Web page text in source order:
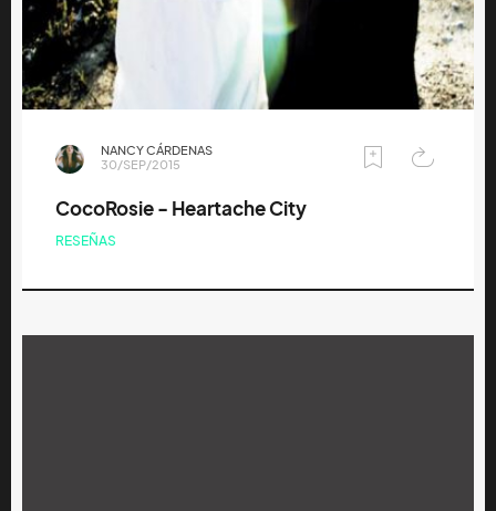
NANCY CÁRDENAS
30/SEP/2015
CocoRosie - Heartache City
RESEÑAS